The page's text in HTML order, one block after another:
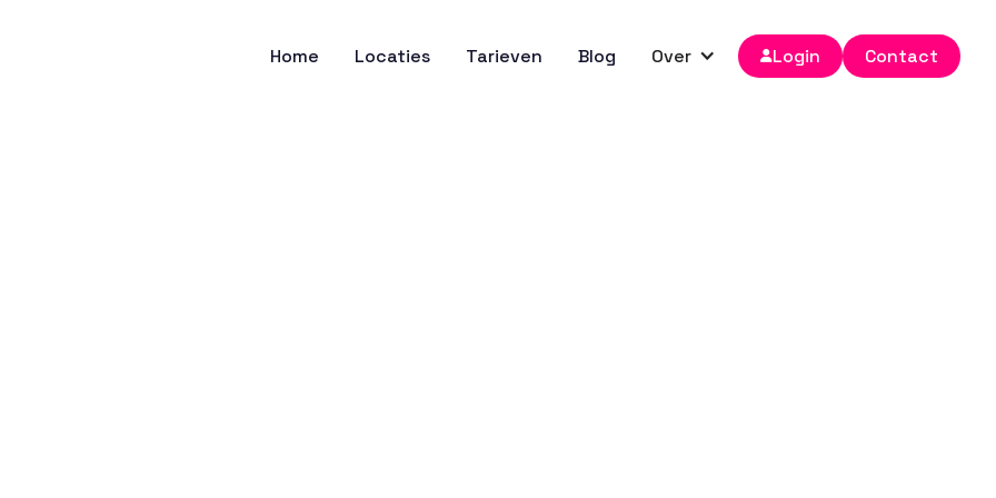
Home Locaties Tarieven Blog Over Login Contact